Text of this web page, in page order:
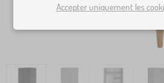
Accepter uniquement les